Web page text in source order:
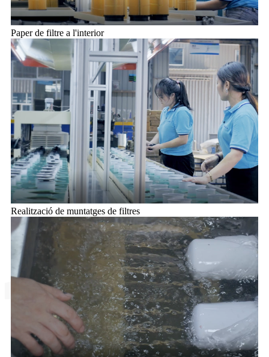
Paper de filtre a l'interior
Realització de muntatges de filtres